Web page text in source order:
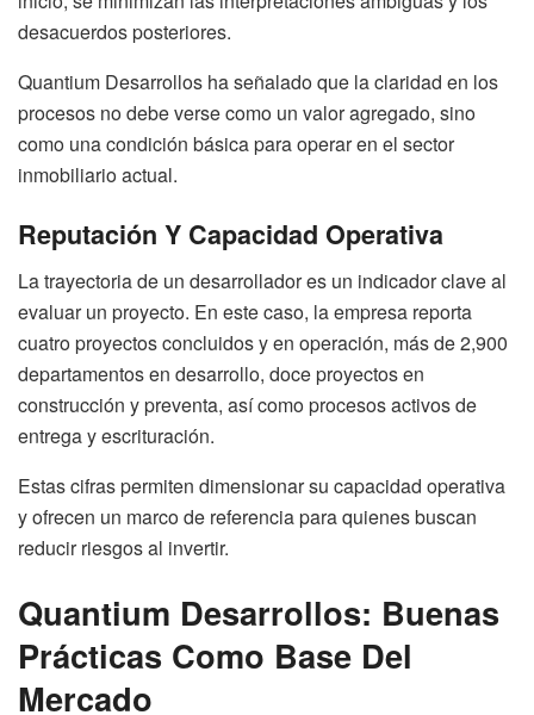
desacuerdos posteriores.
Quantium Desarrollos ha señalado que la claridad en los
procesos no debe verse como un valor agregado, sino
como una condición básica para operar en el sector
inmobiliario actual.
Reputación Y Capacidad Operativa
La trayectoria de un desarrollador es un indicador clave al
evaluar un proyecto. En este caso, la empresa reporta
cuatro proyectos concluidos y en operación, más de 2,900
departamentos en desarrollo, doce proyectos en
construcción y preventa, así como procesos activos de
entrega y escrituración.
Estas cifras permiten dimensionar su capacidad operativa
y ofrecen un marco de referencia para quienes buscan
reducir riesgos al invertir.
Quantium Desarrollos: Buenas
Prácticas Como Base Del
Mercado